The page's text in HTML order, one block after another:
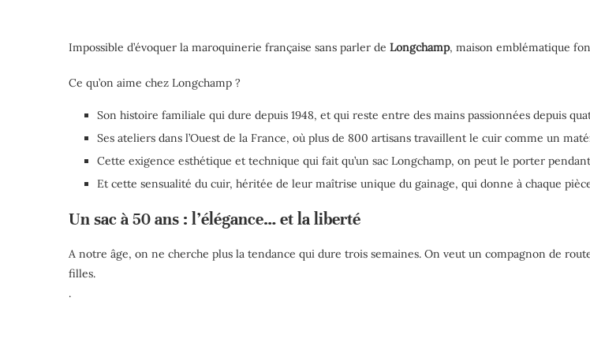
Impossible d’évoquer la maroquinerie française sans parler de Longchamp, maison emblématique
Ce qu’on aime chez Longchamp ?
Son histoire familiale qui dure depuis 1948, et qui reste entre des mains passionnées depuis
Ses ateliers dans l’Ouest de la France, où plus de 800 artisans travaillent le cuir comme un
Cette exigence esthétique et technique qui fait qu’un sac Longchamp, on peut le porter
Et cette sensualité du cuir, héritée de leur maîtrise unique du gainage, qui donne à chaque
Un sac à 50 ans : l’élégance… et la liberté
A notre âge, on ne cherche plus la tendance qui dure trois semaines. On veut un compagnon de
filles.
.